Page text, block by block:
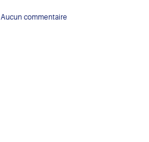
Aucun commentaire